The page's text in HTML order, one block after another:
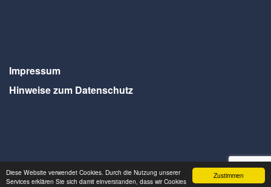
Zustimmen
Diese Website verwendet Cookies. Durch die Nutzung unserer
Services erklären Sie sich damit einverstanden, dass wir Cookies
Impressum
Hinweise zum Datenschutz
Webdesign Seventum